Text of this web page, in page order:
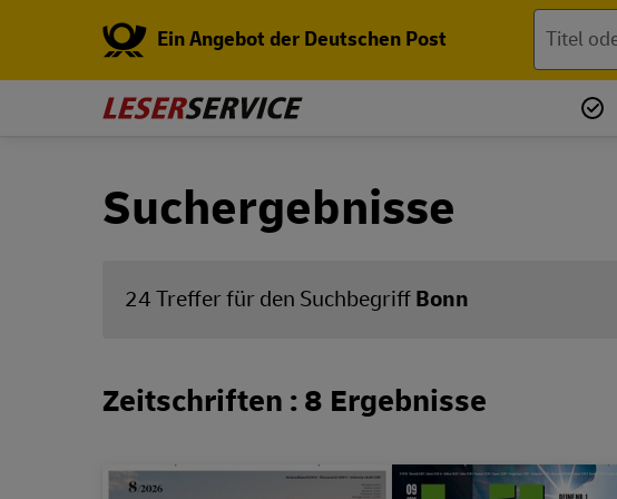
Ein Angebot der Deutschen Post
Suchergebnisse
24 Treffer für den Suchbegriff Bonn
Zeitschriften : 8 Ergebnisse